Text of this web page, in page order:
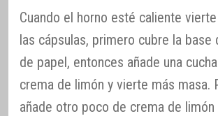
Cuando el horno esté caliente
las cápsulas, primero cubre la base
de papel, entonces añade una
crema de limón y vierte más masa.
añade otro poco de crema de limón